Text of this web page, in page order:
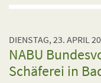
DIENSTAG, 23. APRIL
NABU
Schäferei in